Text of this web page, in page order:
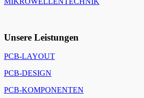
Unsere Leistungen
PCB-LAYOUT
PCB-DESIGN
PCB-KOMPONENTEN